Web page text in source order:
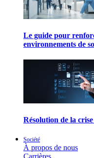
Le guide pour
environnements de
Résolution de la
Société
À propos de nous